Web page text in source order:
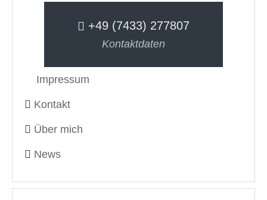
+49 (7433) 277807
Kontaktdaten
Impressum
Kontakt
Über mich
News